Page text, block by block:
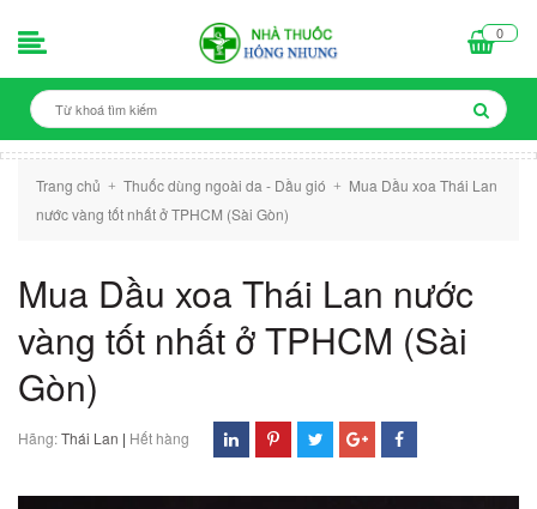
0
Trang chủ + Thuốc dùng ngoài da - Dầu gió +
Mua Dầu xoa Thái Lan
nước vàng tốt nhất ở TPHCM (Sài Gòn)
Mua Dầu xoa Thái Lan nước
vàng tốt nhất ở TPHCM (Sài
Gòn)
Hãng:Thái Lan | Hết hàng